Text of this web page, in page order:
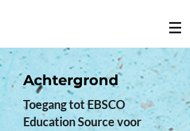
Toegang tot EBSCO
Education Source voor
Achtergrond